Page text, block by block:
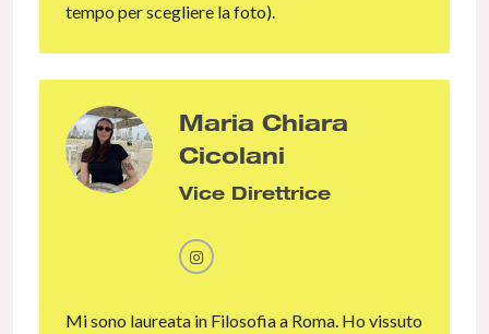
tempo per scegliere la foto).
Maria Chiara
Cicolani
Vice Direttrice
Mi sono laureata in Filosofia a Roma. Ho vissuto